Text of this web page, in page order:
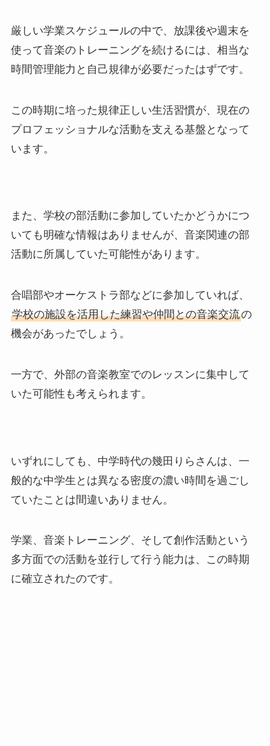
厳しい学業スケジュールの中で、放課後や週末を
使って音楽のトレーニングを続けるには、相当な
時間管理能力と自己規律が必要だったはずです。
この時期に培った規律正しい生活習慣が、現在の
プロフェッショナルな活動を支える基盤となって
います。
また、学校の部活動に参加していたかどうかにつ
いても明確な情報はありませんが、音楽関連の部
活動に所属していた可能性があります。
合唱部やオーケストラ部などに参加していれば、
学校の施設を活用した練習や仲間との音楽交流の
機会があったでしょう。
一方で、外部の音楽教室でのレッスンに集中して
いた可能性も考えられます。
いずれにしても、中学時代の幾田りらさんは、一
般的な中学生とは異なる密度の濃い時間を過ごし
ていたことは間違いありません。
学業、音楽トレーニング、そして創作活動という
多方面での活動を並行して行う能力は、この時期
に確立されたのです。